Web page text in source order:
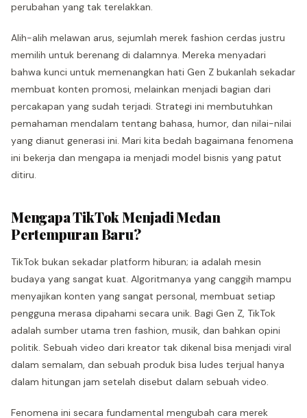
perubahan yang tak terelakkan.
Alih-alih melawan arus, sejumlah merek fashion cerdas justru
memilih untuk berenang di dalamnya. Mereka menyadari
bahwa kunci untuk memenangkan hati Gen Z bukanlah sekadar
membuat konten promosi, melainkan menjadi bagian dari
percakapan yang sudah terjadi. Strategi ini membutuhkan
pemahaman mendalam tentang bahasa, humor, dan nilai-nilai
yang dianut generasi ini. Mari kita bedah bagaimana fenomena
ini bekerja dan mengapa ia menjadi model bisnis yang patut
ditiru.
Mengapa TikTok Menjadi Medan
Pertempuran Baru?
TikTok bukan sekadar platform hiburan; ia adalah mesin
budaya yang sangat kuat. Algoritmanya yang canggih mampu
menyajikan konten yang sangat personal, membuat setiap
pengguna merasa dipahami secara unik. Bagi Gen Z, TikTok
adalah sumber utama tren fashion, musik, dan bahkan opini
politik. Sebuah video dari kreator tak dikenal bisa menjadi viral
dalam semalam, dan sebuah produk bisa ludes terjual hanya
dalam hitungan jam setelah disebut dalam sebuah video.
Fenomena ini secara fundamental mengubah cara merek